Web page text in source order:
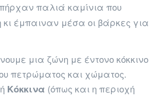
παλιά καμίνια που
έμπαιναν μέσα οι βάρκες για
μια ζώνη με έντονο κόκκινο
πετρώματος και χώματος.
Κόκκινα (όπως και η περιοχή